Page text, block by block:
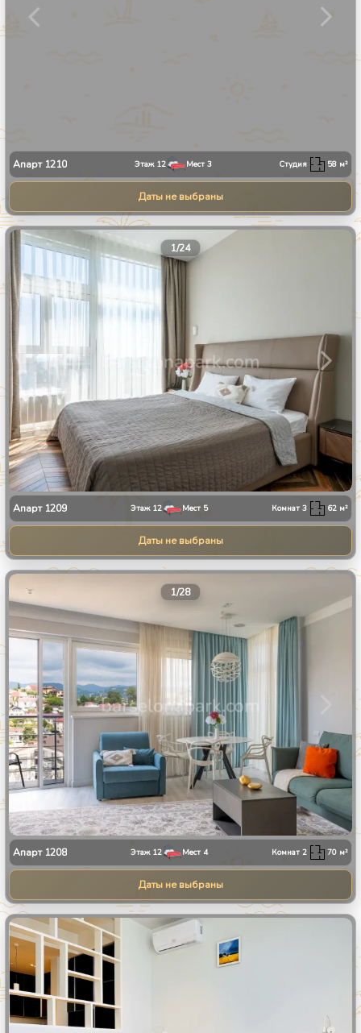
Апарт 1210 Этаж 12 Мест 3 Студия 58 м²
Даты не выбраны
1/24
Апарт 1209 Этаж 12 Мест 5 Комнат3 62 м²
Даты не выбраны
1/28
Апарт 1208 Этаж 12 Мест 4 Комнат2 70 м²
Даты не выбраны